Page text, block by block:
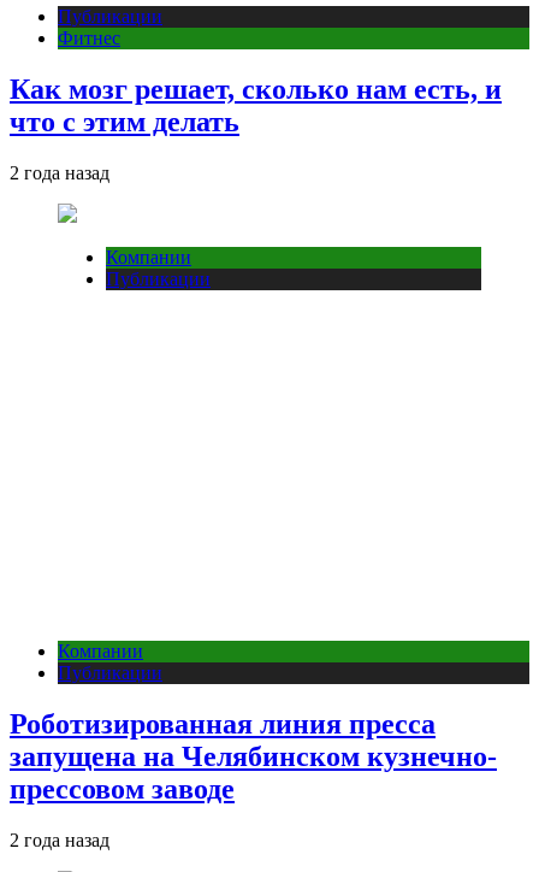
Публикации
Фитнес
Как мозг решает, сколько нам есть, и
что с этим делать
2 года назад
Компании
Публикации
Компании
Публикации
Роботизированная линия пресса
запущена на Челябинском кузнечно-
прессовом заводе
2 года назад